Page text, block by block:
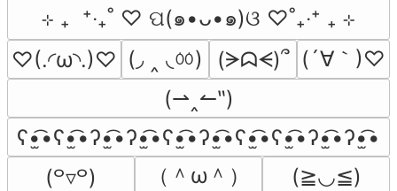
⊹ ₊  ⁺‧₊˚ ♡ ପ(๑•ᴗ•๑)ଓ ♡˚₊‧⁺ ₊ ⊹
♡(.◜ω◝.)♡ (◞ ‸ ◟ㆀ) (ᗒᗣᗕ)՞ (´∀｀)♡
(⇀‸↼‶)
ʕ•̫͡•ʕ•̫͡•ʔ•̫͡•ʔ•̫͡•ʕ•̫͡•ʔ•̫͡•ʕ•̫͡•ʕ•̫͡•ʔ•̫͡•ʔ•̫͡•
(꒪▿꒪)
（＾ω＾）
(≧◡≦)